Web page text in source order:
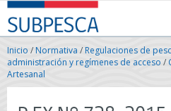
Contenido
principal
SUBPESCA
-
Subsecretaría
de
Pesca
y
Inicio /Normativa / Regulaciones de
administración y regímenes de acceso /
Artesanal